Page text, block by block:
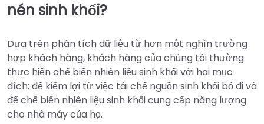
nén sinh khối?
Dựa trên phân tích dữ liệu từ hơn một nghìn trường
hợp khách hàng, khách hàng của chúng tôi thường
thực hiện chế biến nhiên liệu sinh khối với hai mục
đích: để kiếm lợi từ việc tái chế nguồn sinh khối bỏ đi và
để chế biến nhiên liệu sinh khối cung cấp năng lượng
cho nhà máy của họ.